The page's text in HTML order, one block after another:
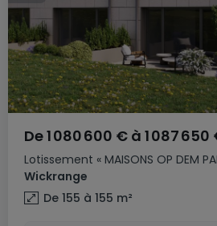
Lotissement « MAISONS OP DEM
Wickrange
De1 080 600 € à 1 087 650
De 155 à 155 m²